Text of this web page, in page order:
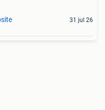
31 jul 26